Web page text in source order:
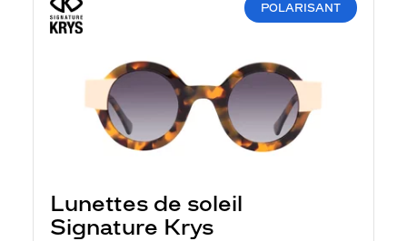
POLARISANT
Lunettes de soleil
Signature Krys